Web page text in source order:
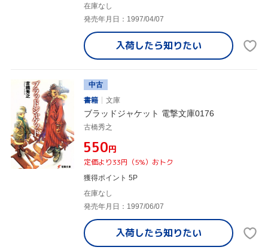
在庫なし
発売年月日：1997/04/07
入荷したら知りたい
中古
書籍
文庫
ブラッドジャケット 電撃文庫0176
古橋秀之
¥550円
定価より33円（5%）おトク
獲得ポイント 5P
在庫なし
発売年月日：1997/06/07
入荷したら知りたい